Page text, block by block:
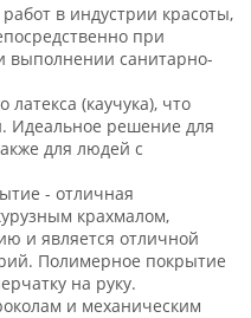
в индустрии красоты,
при
выполнении санитарно-
латекса (каучука), что
Идеальное решение для
для людей с
- отличная
крахмалом,
и является отличной
Полимерное покрытие
на руку.
и механическим